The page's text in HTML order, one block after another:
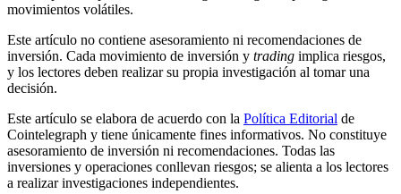
movimientos volátiles.
Este artículo no contiene asesoramiento ni recomendaciones de
inversión. Cada movimiento de inversión y trading implica riesgos,
y los lectores deben realizar su propia investigación al tomar una
decisión.
Este artículo se elabora de acuerdo con la Política Editorial de
Cointelegraph y tiene únicamente fines informativos. No constituye
asesoramiento de inversión ni recomendaciones. Todas las
inversiones y operaciones conllevan riesgos; se alienta a los lectores
a realizar investigaciones independientes.